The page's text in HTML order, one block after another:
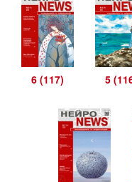
6 (117) 5